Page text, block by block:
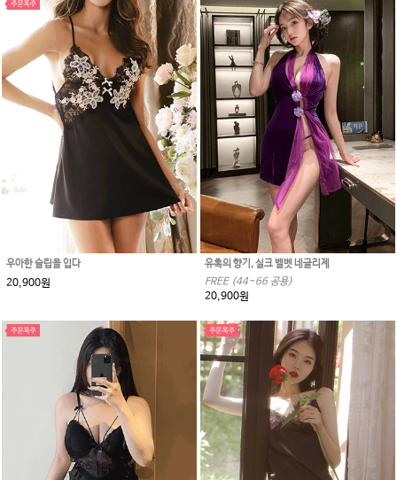
우아한 슬립을 입다
20,900원
유혹의 향기, 실크 벨벳 네글리제
FREE (44~66 공용)
20,900원